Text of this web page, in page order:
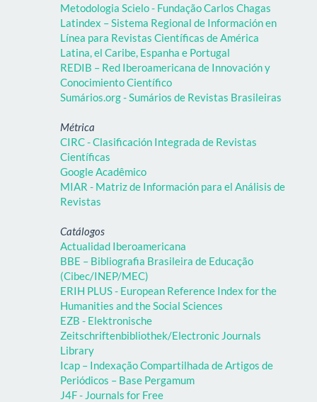
Metodologia Scielo - Fundação Carlos Chagas
Latindex – Sistema Regional de Información en
Línea para Revistas Científicas de América
Latina, el Caribe, Espanha e Portugal
REDIB – Red Iberoamericana de Innovación y
Conocimiento Científico
Sumários.org - Sumários de Revistas Brasileiras
Métrica
CIRC - Clasificación Integrada de Revistas
Científicas
Google Acadêmico
MIAR - Matriz de Información para el Análisis de
Revistas
Catálogos
Actualidad Iberoamericana
BBE – Bibliografia Brasileira de Educação
(Cibec/INEP/MEC)
ERIH PLUS - European Reference Index for the
Humanities and the Social Sciences
EZB - Elektronische
Zeitschriftenbibliothek/Electronic Journals
Library
Icap – Indexação Compartilhada de Artigos de
Periódicos – Base Pergamum
J4F - Journals for Free